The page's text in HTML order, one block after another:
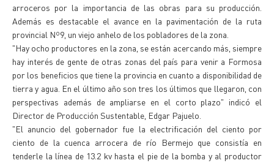
arroceros por la importancia de las obras para su producción.
Además es destacable el avance en la pavimentación de la ruta
provincial Nº9, un viejo anhelo de los pobladores de la zona.
"Hay ocho productores en la zona, se están acercando más, siempre
hay interés de gente de otras zonas del país para venir a Formosa
por los beneficios que tiene la provincia en cuanto a disponibilidad de
tierra y agua. En el último año son tres los últimos que llegaron, con
perspectivas además de ampliarse en el corto plazo" indicó el
Director de Producción Sustentable, Edgar Pajuelo.
"El anuncio del gobernador fue la electrificación del ciento por
ciento de la cuenca arrocera de río Bermejo que consistía en
tenderle la línea de 13.2 kv hasta el pie de la bomba y al productor